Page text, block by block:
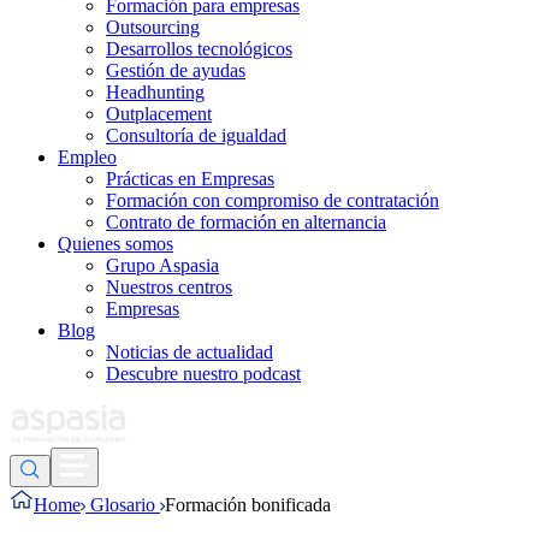
Formación para empresas
Outsourcing
Desarrollos tecnológicos
Gestión de ayudas
Headhunting
Outplacement
Consultoría de igualdad
Empleo
Prácticas en Empresas
Formación con compromiso de contratación
Contrato de formación en alternancia
Quienes somos
Grupo Aspasia
Nuestros centros
Empresas
Blog
Noticias de actualidad
Descubre nuestro podcast
Home Glosario Formación bonificada